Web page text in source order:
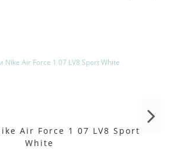
Air Force 1 07 LV8 Sport
White